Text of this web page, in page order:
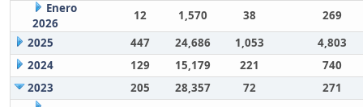
Enero
2026
12 1,570 38
269
2025
447 24,686 1,053
4,803
2024
129 15,179 221
740
2023
205 28,357 72 271